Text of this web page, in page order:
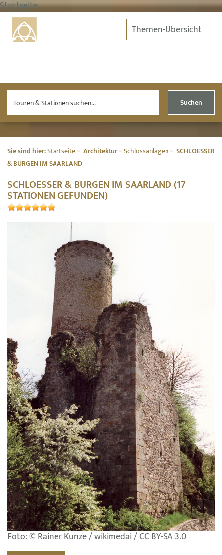
Startseite
Themen-Übersicht
Suchen
Sie sind hier:Startseite Architektur Schlossanlagen
SCHLOESSER
& BURGEN IM SAARLAND
SCHLOESSER & BURGEN IM SAARLAND (17
STATIONEN GEFUNDEN)
Foto: © Rainer Kunze / wikimedai / CC BY-SA 3.0